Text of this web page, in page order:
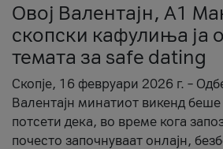
Овој Валентајн, A1
скопски кафулиња ја
темата за safe dating
Скопје, 16 февруари 2026 г. –
Валентајн минатиот викенд
потсети дека, во време кога
почесто започнуваат онлајн,